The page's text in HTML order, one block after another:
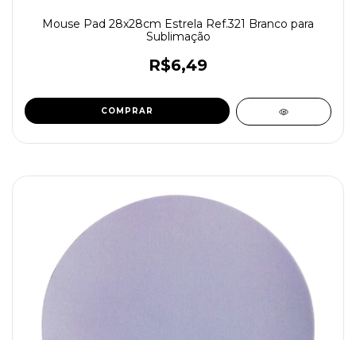
Mouse Pad 28x28cm Estrela Ref.321 Branco para
Sublimação
R$6,49